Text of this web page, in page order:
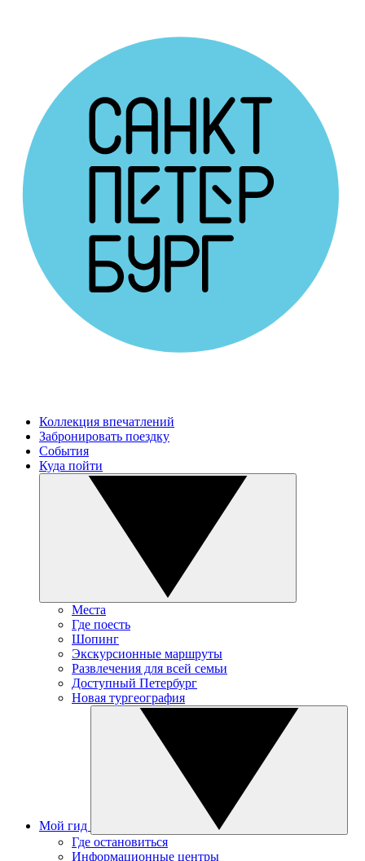
Коллекция впечатлений
Забронировать поездку
События
Куда пойти
Места
Где поесть
Шопинг
Экскурсионные маршруты
Развлечения для всей семьи
Доступный Петербург
Новая тургеография
Мой гид
Где остановиться
Информационные центры